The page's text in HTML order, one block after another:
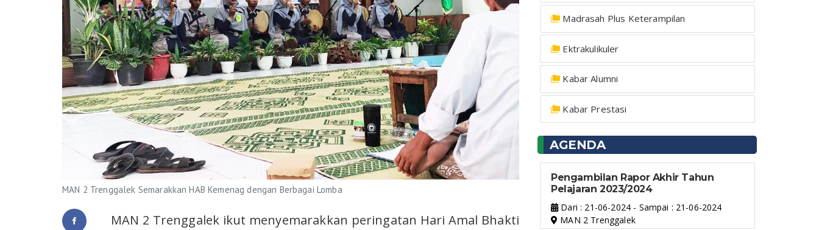
MAN 2 Trenggalek Semarakkan HAB Kemenag dengan Berbagai Lomba
MAN 2 Trenggalek ikut menyemarakkan peringatan Hari Amal Bhakti
Madrasah Plus Keterampilan
Ektrakulikuler
Kabar Alumni
Kabar Prestasi
AGENDA
Pengambilan Rapor Akhir Tahun
Pelajaran 2023/2024
Dari : 21-06-2024 - Sampai : 21-06-2024
MAN 2 Trenggalek